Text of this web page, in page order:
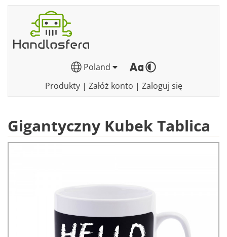
Poland
Produkty| Załóż konto | Zaloguj się
Gigantyczny Kubek Tablica